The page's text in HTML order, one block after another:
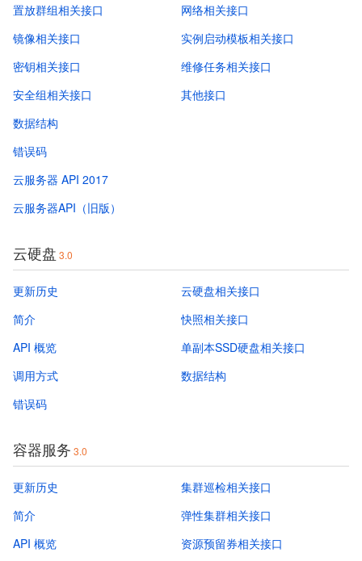
置放群组相关接口
镜像相关接口
密钥相关接口
安全组相关接口
网络相关接口
实例启动模板相关接口
维修任务相关接口
其他接口
数据结构
错误码
云服务器 API 2017
云服务器API（旧版）
云硬盘 3.0
更新历史
简介
API 概览
调用方式
云硬盘相关接口
快照相关接口
单副本SSD硬盘相关接口
数据结构
错误码
容器服务 3.0
更新历史
简介
API 概览
集群巡检相关接口
弹性集群相关接口
资源预留券相关接口